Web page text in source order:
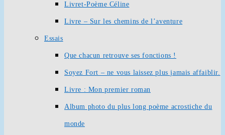
Livret-Poème Céline
Livre – Sur les chemins de l’aventure
Essais
Que chacun retrouve ses fonctions !
Soyez Fort – ne vous laissez plus jamais affaiblir.
Livre : Mon premier roman
Album photo du plus long poème acrostiche du
monde